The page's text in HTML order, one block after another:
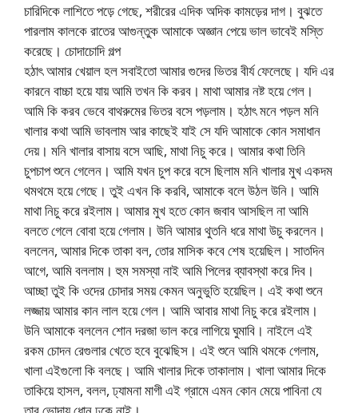
চারিদিকে লাশিতে পড়ে গেছে, শরীরের এদিক অদিক কামড়ের দাগ। বুঝতে
পারলাম কালকে রাতের আগুন্তুক আমাকে অজ্ঞান পেয়ে ভাল ভাবেই মস্তি
করেছে। চোদাচোদি গল্প
হঠাৎ আমার খেয়াল হল সবাইতো আমার গুদের ভিতর বীর্য ফেলেছে। যদি এর
কারনে বাচ্চা হয়ে যায় আমি তখন কি করব। মাথা আমার নষ্ট হয়ে গেল।
আমি কি করব ভেবে বাথরুমের ভিতর বসে পড়লাম। হঠাৎ মনে পড়ল মনি
খালার কথা আমি ভাবলাম আর কাছেই যাই সে যদি আমাকে কোন সমাধান
দেয়। মনি খালার বাসায় বসে আছি, মাথা নিচু করে। আমার কথা তিনি
চুপচাপ শুনে গেলেন। আমি যখন চুপ করে বসে ছিলাম মনি খালার মুখ একদম
থমথমে হয়ে গেছে। তুই এখন কি করবি, আমাকে বলে উঠল উনি। আমি
মাথা নিচু করে রইলাম। আমার মুখ হতে কোন জবাব আসছিল না আমি
বলতে গেলে বোবা হয়ে গেলাম। উনি আমার থুতনি ধরে মাথা উচু করলেন।
বললেন, আমার দিকে তাকা বল, তোর মাসিক কবে শেষ হয়েছিল। সাতদিন
আগে, আমি বললাম। হুম সমস্যা নাই আমি পিলের ব্যাবস্থা করে দিব।
আচ্ছা তুই কি ওদের চোদার সময় কেমন অনুভুতি হয়েছিল। এই কথা শুনে
লজ্জায় আমার কান লাল হয়ে গেল। আমি আবার মাথা নিচু করে রইলাম।
উনি আমাকে বললেন শোন দরজা ভাল করে লাগিয়ে ঘুমাবি। নাইলে এই
রকম চোদন রেগুলার খেতে হবে বুঝেছিস। এই শুনে আমি থমকে গেলাম,
খালা এইগুলো কি বলছে। আমি খালার দিকে তাকালাম। খালা আমার দিকে
তাকিয়ে হাসল, বলল, ঢ্যামনা মাগী এই গ্রামে এমন কোন মেয়ে পাবিনা যে